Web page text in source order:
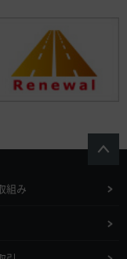
組み